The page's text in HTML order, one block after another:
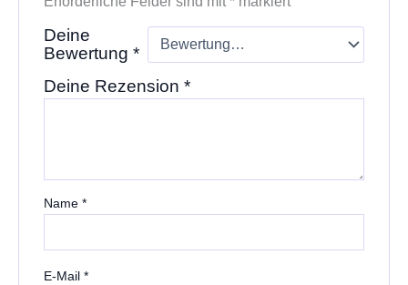
Deine
Bewertung *
Deine Rezension *
Name *
E-Mail *